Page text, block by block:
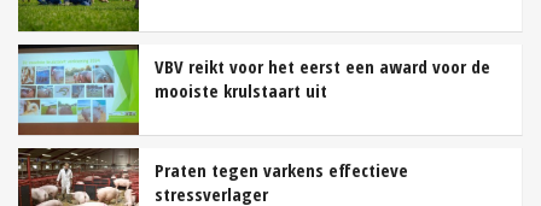
VBV reikt voor het eerst een award voor de
mooiste krulstaart uit
Praten tegen varkens effectieve
stressverlager